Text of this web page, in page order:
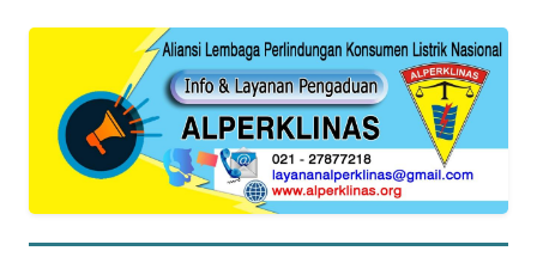
NEWS
GARONGGANG
NEWS
FISUELRI
ID